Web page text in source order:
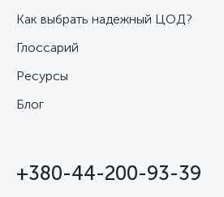
Как выбрать надежный ЦОД?
Глоссарий
Ресурсы
Блог
+380-44-200-93-39